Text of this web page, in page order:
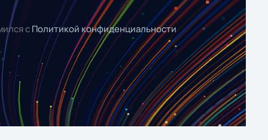
сПолитикой конфиденциальности